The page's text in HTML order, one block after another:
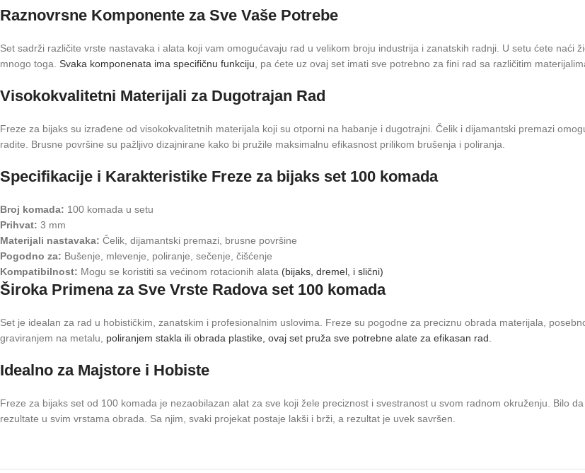
Raznovrsne Komponente za Sve Vaše Potrebe
Set sadrži različite vrste nastavaka i alata koji vam omogućavaju rad u velikom broju industrija i zanatskih radnji. U setu ćete
mnogo toga. Svaka komponenata ima specifičnu funkciju, pa ćete uz ovaj set imati sve potrebno za fini rad sa različitim
Visokokvalitetni Materijali za Dugotrajan Rad
Freze za bijaks su izrađene od visokokvalitetnih materijala koji su otporni na habanje i dugotrajni. Čelik i dijamantski premazi
radite. Brusne površine su pažljivo dizajnirane kako bi pružile maksimalnu efikasnost prilikom brušenja i poliranja.
Specifikacije i Karakteristike Freze za bijaks set 100 komada
Broj komada: 100 komada u setu
Prihvat: 3 mm
Materijali nastavaka: Čelik, dijamantski premazi, brusne površine
Pogodno za: Bušenje, mlevenje, poliranje, sečenje, čišćenje
Kompatibilnost: Mogu se koristiti sa većinom rotacionih alata (bijaks, dremel, i slični)
Široka Primena za Sve Vrste Radova set 100 komada
Set je idealan za rad u hobističkim, zanatskim i profesionalnim uslovima. Freze su pogodne za preciznu obrada materijala,
graviranjem na metalu, poliranjem stakla ili obrada plastike, ovaj set pruža sve potrebne alate za efikasan rad.
Idealno za Majstore i Hobiste
Freze za bijaks set od 100 komada je nezaobilazan alat za sve koji žele preciznost i svestranost u svom radnom okruženju. Bilo
rezultate u svim vrstama obrada. Sa njim, svaki projekat postaje lakši i brži, a rezultat je uvek savršen.